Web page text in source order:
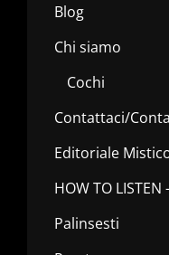
Blog
Chi siamo
Cochi
Contattaci/
Editoriale
HOW TO LISTEN
Palinsesti